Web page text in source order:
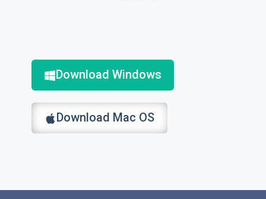
Download Windows
Download Mac OS